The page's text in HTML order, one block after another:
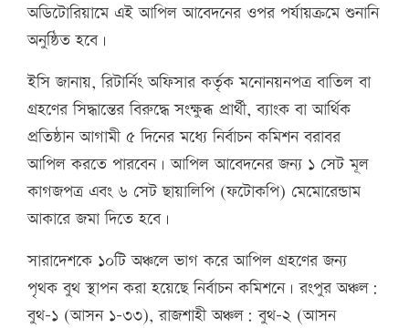
অডিটোরিয়ামে এই আপিল আবেদনের ওপর পর্যায়ক্রমে শুনানি
অনুষ্ঠিত হবে।
ইসি জানায়, রিটার্নিং অফিসার কর্তৃক মনোনয়নপত্র বাতিল বা
গ্রহণের সিদ্ধান্তের বিরুদ্ধে সংক্ষুব্ধ প্রার্থী, ব্যাংক বা আর্থিক
প্রতিষ্ঠান আগামী ৫ দিনের মধ্যে নির্বাচন কমিশন বরাবর
আপিল করতে পারবেন। আপিল আবেদনের জন্য ১ সেট মূল
কাগজপত্র এবং ৬ সেট ছায়ালিপি (ফটোকপি) মেমোরেন্ডাম
আকারে জমা দিতে হবে।
সারাদেশকে ১০টি অঞ্চলে ভাগ করে আপিল গ্রহণের জন্য
পৃথক বুথ স্থাপন করা হয়েছে নির্বাচন কমিশনে। রংপুর অঞ্চল:
বুথ-১ (আসন ১-৩৩), রাজশাহী অঞ্চল: বুথ-২ (আসন